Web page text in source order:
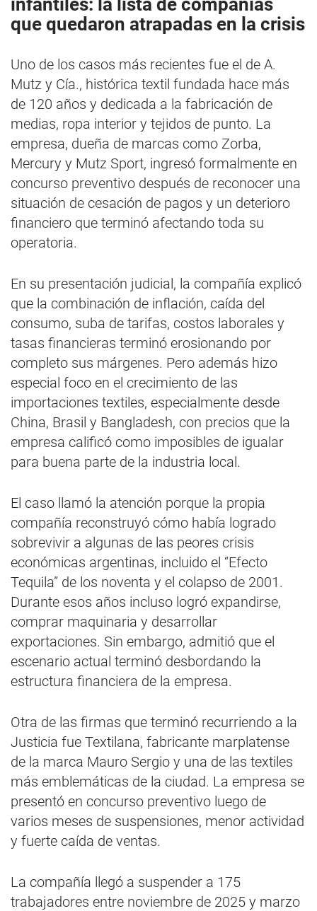
infantiles: la lista de compañías
que quedaron atrapadas en la crisis
Uno de los casos más recientes fue el de A.
Mutz y Cía., histórica textil fundada hace más
de 120 años y dedicada a la fabricación de
medias, ropa interior y tejidos de punto. La
empresa, dueña de marcas como Zorba,
Mercury y Mutz Sport, ingresó formalmente en
concurso preventivo después de reconocer una
situación de cesación de pagos y un deterioro
financiero que terminó afectando toda su
operatoria.
En su presentación judicial, la compañía explicó
que la combinación de inflación, caída del
consumo, suba de tarifas, costos laborales y
tasas financieras terminó erosionando por
completo sus márgenes. Pero además hizo
especial foco en el crecimiento de las
importaciones textiles, especialmente desde
China, Brasil y Bangladesh, con precios que la
empresa calificó como imposibles de igualar
para buena parte de la industria local.
El caso llamó la atención porque la propia
compañía reconstruyó cómo había logrado
sobrevivir a algunas de las peores crisis
económicas argentinas, incluido el “Efecto
Tequila” de los noventa y el colapso de 2001.
Durante esos años incluso logró expandirse,
comprar maquinaria y desarrollar
exportaciones. Sin embargo, admitió que el
escenario actual terminó desbordando la
estructura financiera de la empresa.
Otra de las firmas que terminó recurriendo a la
Justicia fue Textilana, fabricante marplatense
de la marca Mauro Sergio y una de las textiles
más emblemáticas de la ciudad. La empresa se
presentó en concurso preventivo luego de
varios meses de suspensiones, menor actividad
y fuerte caída de ventas.
La compañía llegó a suspender a 175
trabajadores entre noviembre de 2025 y marzo